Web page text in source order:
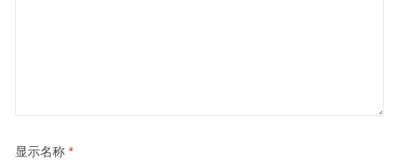
显示名称 *